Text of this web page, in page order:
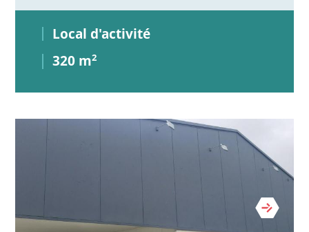
Local d'activité
320 m2